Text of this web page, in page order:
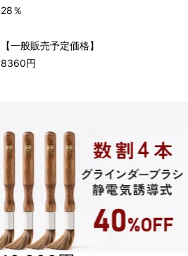
28％
【一般販売予定価格】
8360円